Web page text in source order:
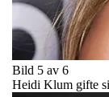
Bild 5 av 6
Heidi Klum gifte